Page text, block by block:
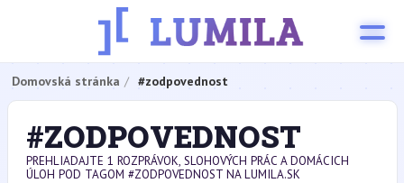
Domovská stránka #zodpovednost
#ZODPOVEDNOST
PREHLIADAJTE 1 ROZPRÁVOK, SLOHOVÝCH PRÁC A DOMÁCICH
ÚLOH POD TAGOM #ZODPOVEDNOST NA LUMILA.SK